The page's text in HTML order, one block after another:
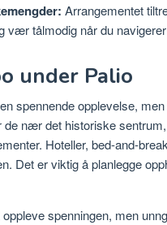
Arrangementet
vær tålmodig når du
under Palio
spennende opplevelse,
de nær det historiske
Hoteller, bed-and-
Det er viktig å planlegge
spenningen, men